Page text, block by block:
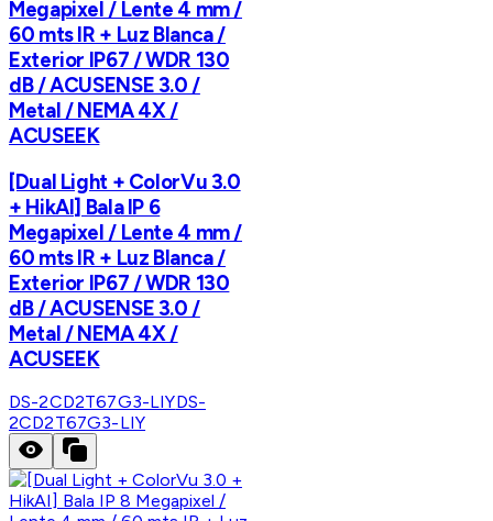
Megapixel / Lente 4 mm /
60 mts IR + Luz Blanca /
Exterior IP67 / WDR 130
dB / ACUSENSE 3.0 /
Metal / NEMA 4X /
ACUSEEK
[Dual Light + ColorVu 3.0
+ HikAI] Bala IP 6
Megapixel / Lente 4 mm /
60 mts IR + Luz Blanca /
Exterior IP67 / WDR 130
dB / ACUSENSE 3.0 /
Metal / NEMA 4X /
ACUSEEK
DS-2CD2T67G3-LIYDS-
2CD2T67G3-LIY